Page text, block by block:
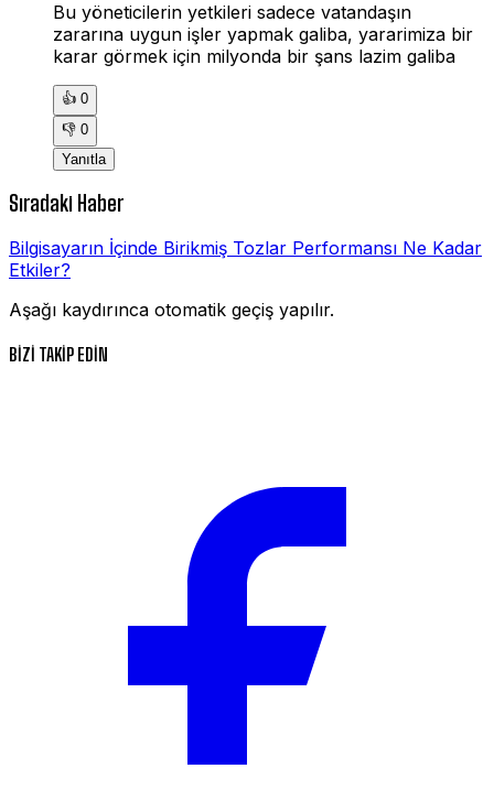
Bu yöneticilerin yetkileri sadece vatandaşın
zararına uygun işler yapmak galiba, yararimiza bir
karar görmek için milyonda bir şans lazim galiba
👍 0
👎 0
Yanıtla
Sıradaki Haber
Bilgisayarın İçinde Birikmiş Tozlar Performansı Ne Kadar
Etkiler?
Aşağı kaydırınca otomatik geçiş yapılır.
BİZİ TAKİP EDİN